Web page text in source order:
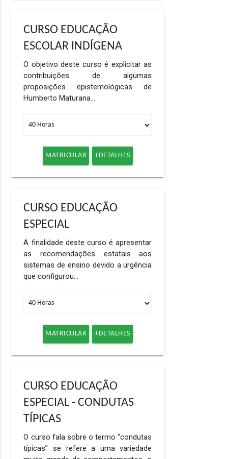
CURSO EDUCAÇÃO
ESCOLAR INDÍGENA
O objetivo deste curso é explicitar as
contribuições de algumas
proposições epistemológicas de
Humberto Maturana…
MATRICULAR +DETALHES
CURSO EDUCAÇÃO
ESPECIAL
A finalidade deste curso é apresentar
as recomendações estatais aos
sistemas de ensino devido a urgência
que configurou…
MATRICULAR +DETALHES
CURSO EDUCAÇÃO
ESPECIAL - CONDUTAS
TÍPICAS
O curso fala sobre o termo “condutas
típicas” se refere a uma variedade